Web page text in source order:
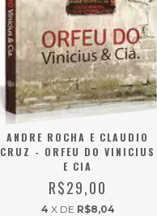
ANDRE ROCHA E CLAUDIO
CRUZ - ORFEU DO VINICIUS
E CIA
R$29,00
4 X DE R$8,04